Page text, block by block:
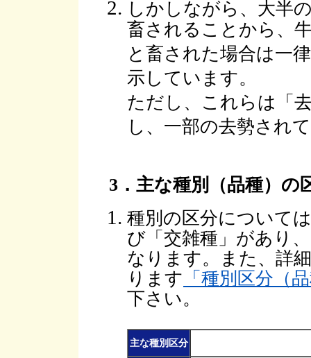
しかしながら、大半
畜されることから、
と畜された場合は一
示しています。
ただし、これらは「
し、一部の去勢され
3．主な種別（品種）の
種別の区分について
び「交雑種」があり
なります。また、詳
ります 「種別区分（
下さい。
主な種別区分